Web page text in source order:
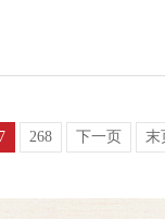
268 下一页 末